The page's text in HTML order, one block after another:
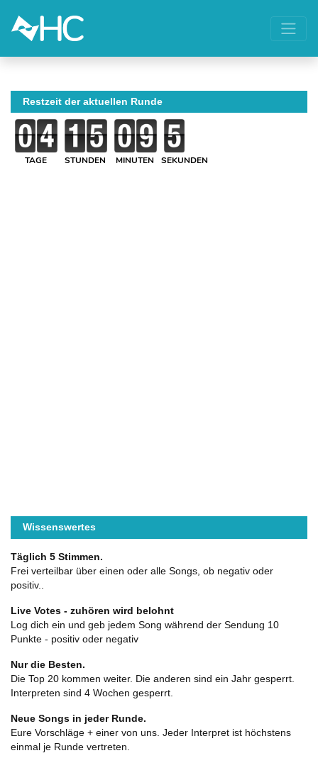
Restzeit der aktuellen Runde
TAGE STUNDEN MINUTEN SEKUNDEN
Wissenswertes
Täglich 5 Stimmen.
Frei verteilbar über einen oder alle Songs, ob negativ oder
positiv..
Live Votes - zuhören wird belohnt
Log dich ein und geb jedem Song während der Sendung 10
Punkte - positiv oder negativ
Nur die Besten.
Die Top 20 kommen weiter. Die anderen sind ein Jahr gesperrt.
Interpreten sind 4 Wochen gesperrt.
Neue Songs in jeder Runde.
Eure Vorschläge + einer von uns. Jeder Interpret ist höchstens
einmal je Runde vertreten.